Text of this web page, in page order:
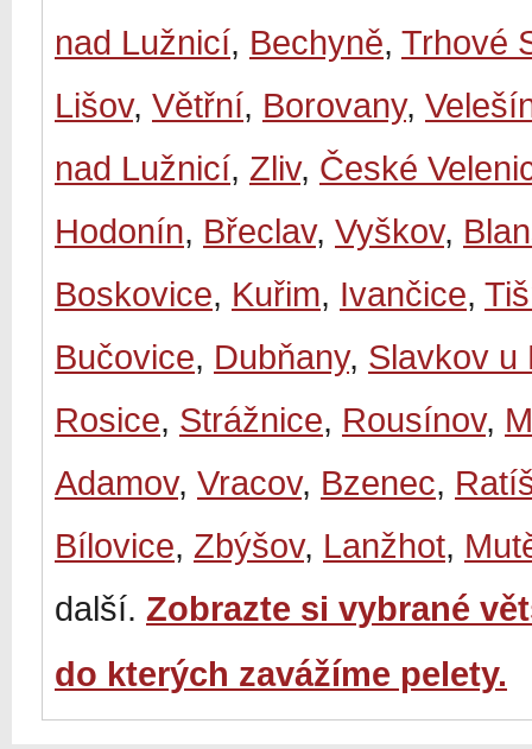
nad Lužnicí, Bechyně, Trhové
Lišov, Větřní, Borovany,
nad Lužnicí, Zliv, České
Hodonín, Břeclav, Vyškov,
Boskovice, Kuřim, Ivančice,
Bučovice, Dubňany, Slavkov u
Rosice, Strážnice, Rousínov,
Adamov, Vracov, Bzenec,
Bílovice, Zbýšov, Lanžhot,
další. Zobrazte si vybrané
do kterých zavážíme pelety.